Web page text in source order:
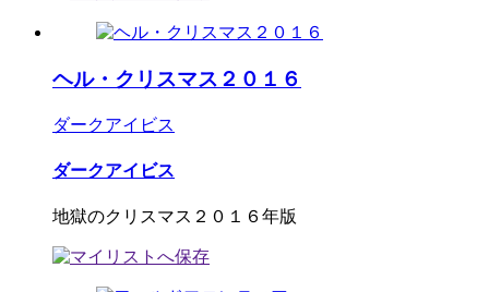
ヘル・クリスマス２０１６
ダークアイビス
ダークアイビス
地獄のクリスマス２０１６年版